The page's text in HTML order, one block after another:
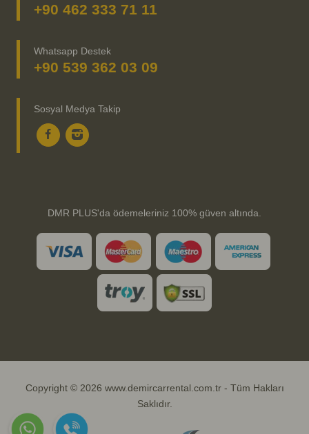
+90 462 333 71 11
Whatsapp Destek
+90 539 362 03 09
Sosyal Medya Takip
DMR PLUS'da ödemeleriniz 100% güven altında.
Copyright © 2026 www.demircarrental.com.tr - Tüm Hakları
Saklıdır.